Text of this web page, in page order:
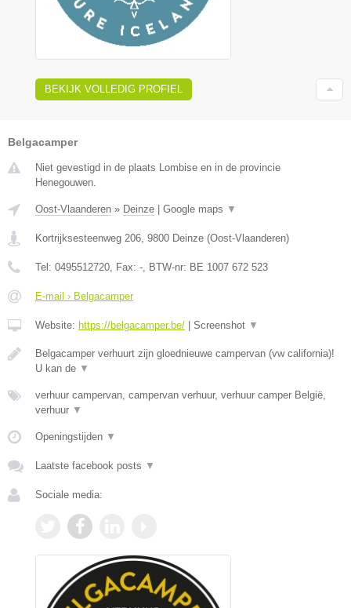
BEKIJK VOLLEDIG PROFIEL
Belgacamper
Niet gevestigd in de plaats Lombise en in de provincie
Henegouwen.
Oost-Vlaanderen » Deinze Google maps ▼
Kortrijksesteenweg 206, 9800 Deinze (Oost-Vlaanderen)
Tel: 0495512720, Fax: -, BTW-nr: BE 1007 672 523
E-mail › Belgacamper
Website: https://belgacamper.be/ Screenshot ▼
Belgacamper verhuurt zijn gloednieuwe campervan (vw california)!
U kan de ▼
verhuur campervan, campervan verhuur, verhuur camper België,
verhuur ▼
Openingstijden ▼
Laatste facebook posts ▼
Sociale media: